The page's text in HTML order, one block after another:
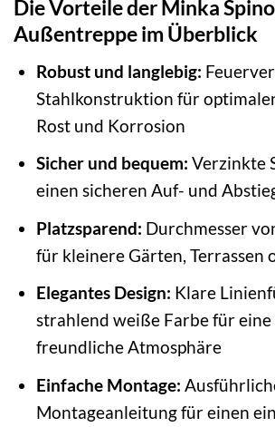
Die Vorteile der Minka Spino
Außentreppe im Überblick
Robust und langlebig:
Stahlkonstruktion für
Rost und Korrosion
Sicher und bequem: Verzinkte
einen sicheren Auf- und
Platzsparend: Durchmesser
für kleinere Gärten, Terrassen
Elegantes Design: Klare
strahlend weiße Farbe für
freundliche Atmosphäre
Einfache Montage:
Montageanleitung für einen